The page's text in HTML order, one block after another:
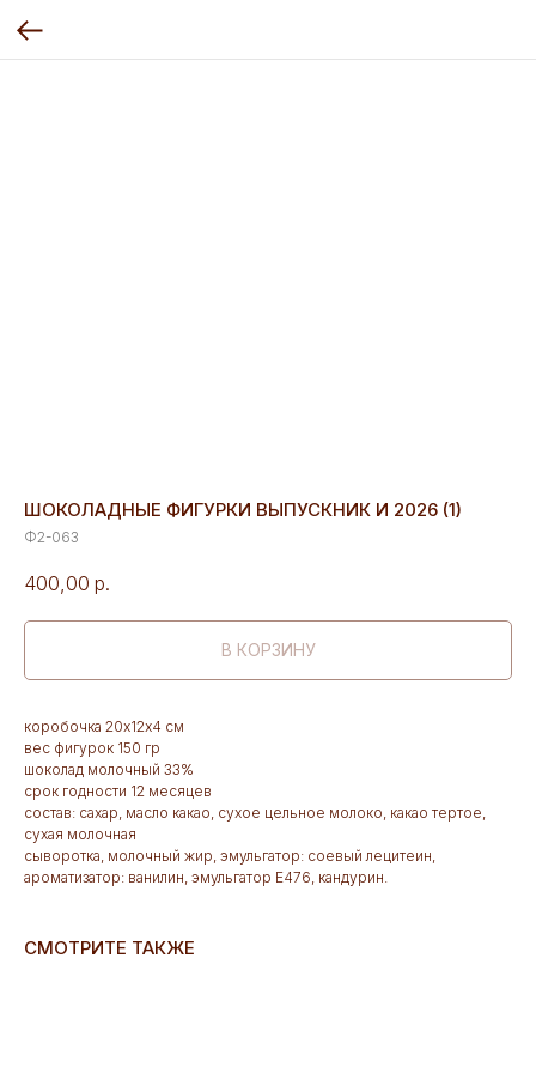
ШОКОЛАДНЫЕ ФИГУРКИ ВЫПУСКНИК И 2026 (1)
Ф2-063
400,00 р.
В КОРЗИНУ
коробочка 20х12х4 см
вес фигурок 150 гр
шоколад молочный 33%
срок годности 12 месяцев
состав: сахар, масло какао, сухое цельное молоко, какао тертое,
сухая молочная
сыворотка, молочный жир, эмульгатор: соевый лецитеин,
ароматизатор: ванилин, эмульгатор Е476, кандурин.
СМОТРИТЕ ТАКЖЕ